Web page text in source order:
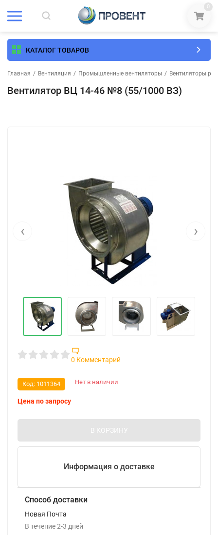
0
КАТАЛОГ ТОВАРОВ
Главная / Вентиляция / Промышленные вентиляторы / Вентиляторы
Вентилятор ВЦ 14-46 №8 (55/1000 ВЗ)
‹ ›
0 Комментарий
Нет в наличии
Код: 1011364
Цена по запросу
В КОРЗИНУ
Информация о доставке
Способ доставки
Новая Почта
В течение2-3 дней